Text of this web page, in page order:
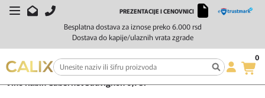
Besplatna dostava za iznose preko 6.000 rsd
Dostava do kapije/ulaznih vrata zgrade
PREZENTACIJE I CENOVNICI
0
Početna Vino
Crveno vino
Vino Rubin Cabernet Sauvignon 0,75l